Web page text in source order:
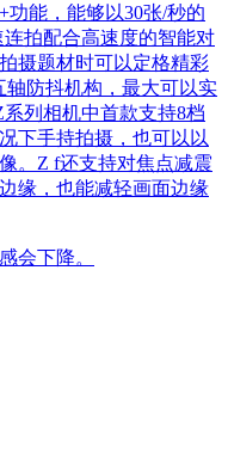
能，能够以30张/秒的
拍配合高速度的智能对
摄题材时可以定格精彩
防抖机构，最大可以实
列相机中首款支持8档
下手持拍摄，也可以以
。Z f还支持对焦点减震
缘，也能减轻画面边缘
会下降。